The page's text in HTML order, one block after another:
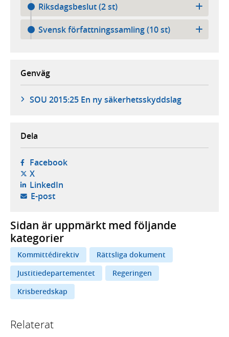
Riksdagsbeslut (2 st)
Svensk författningssamling (10 st)
Genväg
SOU 2015:25 En ny säkerhetsskyddslag
Dela
Facebook- öppnas i ny flik, extern webbplats,
X- öppnas i ny flik, extern webbplats,
LinkedIn- öppnas i ny flik, extern webbplats,
E-post- öppnar din e-postklient,
Sidan är uppmärkt med följande
kategorier
Kommittédirektiv
Rättsliga dokument
Justitiedepartementet
Regeringen
Krisberedskap
Relaterat